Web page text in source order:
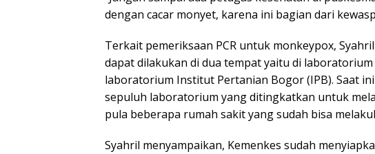
dengan cacar monyet, karena ini bagian dari
Terkait pemeriksaan PCR untuk monkeypox,
dapat dilakukan di dua tempat yaitu di
laboratorium Institut Pertanian Bogor (IPB). Saat
sepuluh laboratorium yang ditingkatkan untuk
pula beberapa rumah sakit yang sudah bisa
Syahril menyampaikan, Kemenkes sudah